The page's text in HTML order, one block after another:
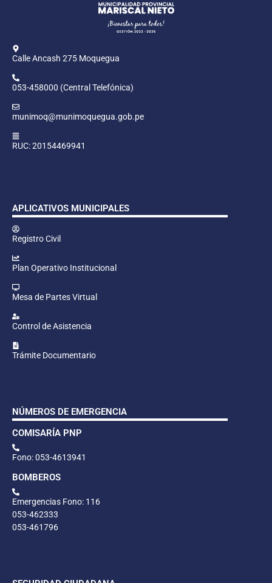
Calle Ancash 275 Moquegua
053-458000 (Central Telefónica)
munimoq@munimoquegua.gob.pe
RUC: 20154469941
APLICATIVOS MUNICIPALES
Registro Civil
Plan Operativo Institucional
Mesa de Partes Virtual
Control de Asistencia
Trámite Documentario
NÚMEROS DE EMERGENCIA
COMISARÍA PNP
Fono: 053-4613941
BOMBEROS
Emergencias Fono: 116
053-462333
053-461796